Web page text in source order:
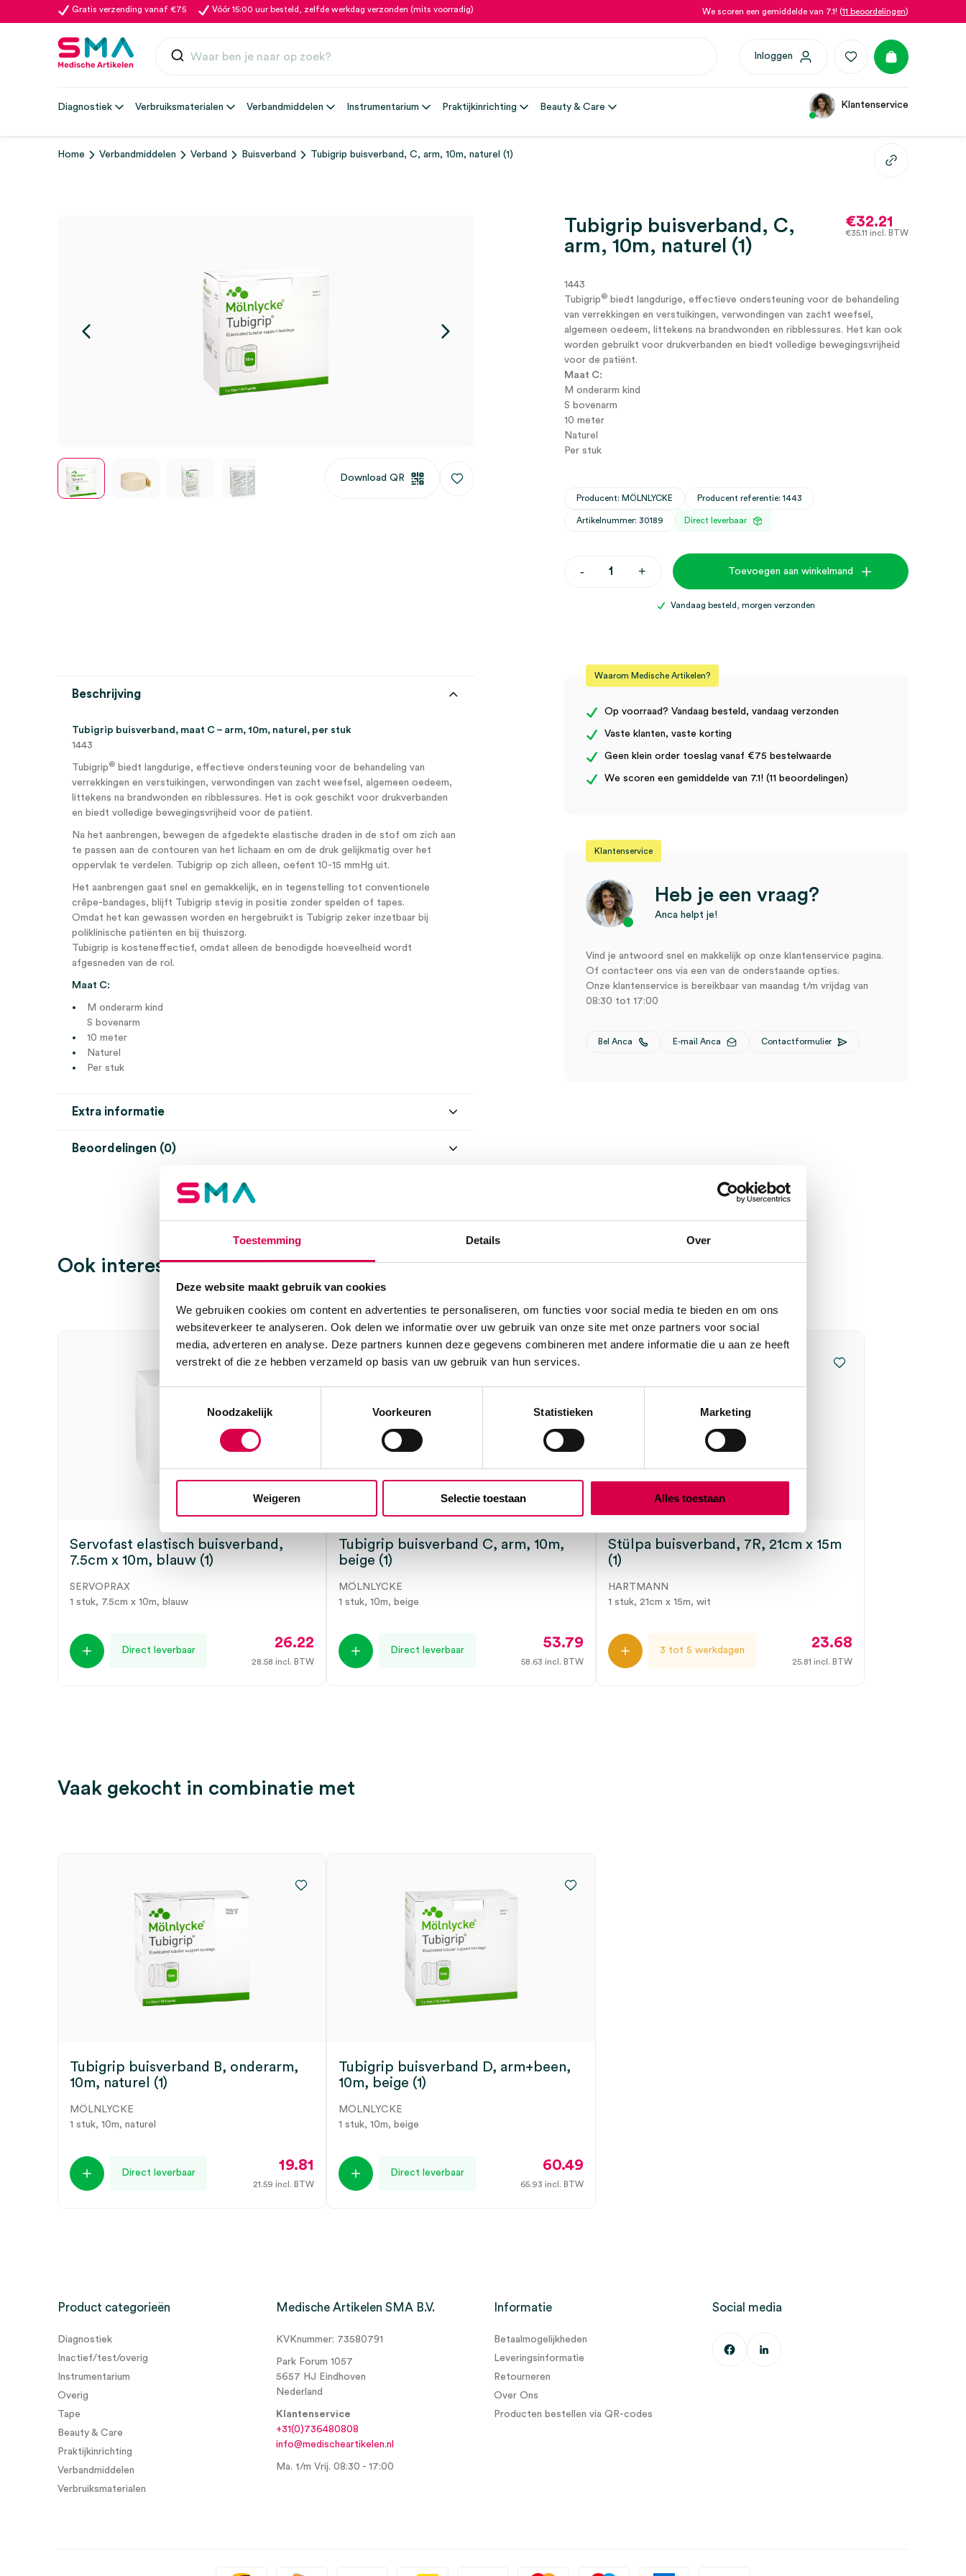
Toestemming Details Over
Deze website maakt gebruik van cookies
We gebruiken cookies om content en advertenties te personaliseren, om functies voor social media te bieden en om ons
websiteverkeer te analyseren. Ook delen we informatie over uw gebruik van onze site met onze partners voor social
media, adverteren en analyse. Deze partners kunnen deze gegevens combineren met andere informatie die u aan ze heeft
verstrekt of die ze hebben verzameld op basis van uw gebruik van hun services.
Noodzakelijk
Voorkeuren Statistieken Marketing
Weigeren Selectie toestaan Alles toestaan
Gratis verzending vanaf €75 Vóór 15:00 uur besteld, zelfde werkdag verzonden (mits voorradig) We scoren een gemiddelde van 7.1! (11 beoordelingen)
Inloggen
Diagnostiek Verbruiksmaterialen Verbandmiddelen Instrumentarium Praktijkinrichting Beauty & Care Klantenservice
Home Verbandmiddelen Verband Buisverband Tubigrip buisverband, C, arm, 10m, naturel (1)
Download QR
Tubigrip buisverband, C,
arm, 10m, naturel (1)
€32.21
€35.11 incl. BTW
1443
Tubigrip ®biedt langdurige, effectieve ondersteuning voor de behandeling
van verrekkingen en verstuikingen, verwondingen van zacht weefsel,
algemeen oedeem, littekens na brandwonden en ribblessures. Het kan ook
worden gebruikt voor drukverbanden en biedt volledige bewegingsvrijheid
voor de patiënt.
Maat C:
M onderarm kind
S bovenarm
10 meter
Naturel
Per stuk
Producent: MÖLNLYCKE Producent referentie: 1443
Artikelnummer: 30189 Direct leverbaar
-Tubigrip
+ Toevoegen aan winkelmand
Vandaag besteld, morgen verzonden
Beschrijving
Tubigrip buisverband, maat C – arm, 10m, naturel, per stuk
1443
Tubigrip ® biedt langdurige, effectieve ondersteuning voor de behandeling van
verrekkingen en verstuikingen, verwondingen van zacht weefsel, algemeen oedeem,
littekens na brandwonden en ribblessures. Het is ook geschikt voor drukverbanden
en biedt volledige bewegingsvrijheid voor de patiënt.
Na het aanbrengen, bewegen de afgedekte elastische draden in de stof om zich aan
te passen aan de contouren van het lichaam en om de druk gelijkmatig over het
oppervlak te verdelen. Tubigrip op zich alleen, oefent 10-15 mmHg uit.
Het aanbrengen gaat snel en gemakkelijk, en in tegenstelling tot conventionele
crêpe-bandages, blijft Tubigrip stevig in positie zonder spelden of tapes.
Omdat het kan gewassen worden en hergebruikt is Tubigrip zeker inzetbaar bij
poliklinische patiënten en bij thuiszorg.
Tubigrip is kosteneffectief, omdat alleen de benodigde hoeveelheid wordt
afgesneden van de rol.
Maat C:
M onderarm kind
S bovenarm
10 meter
Naturel
Per stuk
Extra informatie
10m
Beoordelingen (0)
Beoordelingen
Er zijn nog geen beoordelingen.
om een beoordeling te plaatsen.
Waarom Medische Artikelen?
Op voorraad? Vandaag besteld, vandaag verzonden
Vaste klanten, vaste korting
Geen klein order toeslag vanaf €75 bestelwaarde
We scoren een gemiddelde van 7.1! (11 beoordelingen)
Klantenservice
Heb je een vraag?
Anca helpt je!
Vind je antwoord snel en makkelijk op onze klantenservice pagina.
Of contacteer ons via een van de onderstaande opties.
Onze klantenservice is bereikbaar van maandag t/m vrijdag van
08:30 tot 17:00
Bel Anca E-mail Anca Contactformulier
Ook interessant
Servofast elastisch buisverband,
7.5cm x 10m, blauw (1)
SERVOPRAX
1 stuk, 7.5cm x 10m, blauw
Direct leverbaar 26.22
28.58 incl. BTW
Tubigrip buisverband C, arm, 10m,
beige (1)
MÖLNLYCKE
1 stuk, 10m, beige
Direct leverbaar 53.79
58.63 incl. BTW
Stülpa buisverband, 7R, 21cm x 15m
(1)
HARTMANN
1 stuk, 21cm x 15m, wit
3 tot 5 werkdagen 23.68
25.81 incl. BTW
Vaak gekocht in combinatie met
Tubigrip buisverband B, onderarm,
10m, naturel (1)
MÖLNLYCKE
1 stuk, 10m, naturel
Direct leverbaar 19.81
21.59 incl. BTW
Tubigrip buisverband D, arm+been,
10m, beige (1)
MÖLNLYCKE
1 stuk, 10m, beige
Direct leverbaar 60.49
65.93 incl. BTW
Product categorieën
Diagnostiek
Inactief/test/overig
Instrumentarium
Overig
Tape
Beauty & Care
Praktijkinrichting
Verbandmiddelen
Verbruiksmaterialen
Medische Artikelen SMA B.V.
KVKnummer: 73580791
Park Forum 1057
5657 HJ Eindhoven
Nederland
Klantenservice
+31(0)736480808
info@medischeartikelen.nl
Ma. t/m Vrij. 08:30 - 17:00
Informatie
Betaalmogelijkheden
Leveringsinformatie
Retourneren
Over Ons
Producten bestellen via QR-codes
Social media